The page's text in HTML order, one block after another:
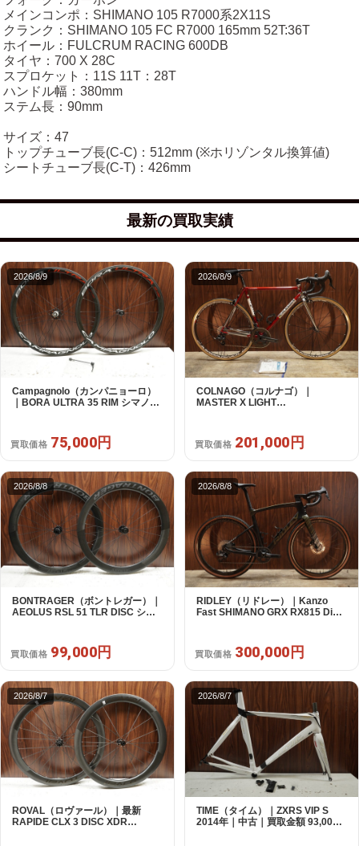
メインコンポ：SHIMANO 105 R7000系2X11S
クランク：SHIMANO 105 FC R7000 165mm 52T:36T
ホイール：FULCRUM RACING 600DB
タイヤ：700 X 28C
スプロケット：11S 11T：28T
ハンドル幅：380mm
ステム長：90mm
サイズ：47
トップチューブ長(C-C)：512mm (※ホリゾンタル換算値)
シートチューブ長(C-T)：426mm
最新の買取実績
2026/8/9
Campagnolo（カンパニョーロ）
｜BORA ULTRA 35 RIM シマノフ
買取価格 75,000円
2026/8/9
COLNAGO（コルナゴ）｜
MASTER X LIGHT
年｜美品｜買取金額 201,000円
買取価格 201,000円
2026/8/8
BONTRAGER（ボントレガー）｜
AEOLUS RSL 51 TLR DISC シマ
買取価格 99,000円
2026/8/8
RIDLEY（リドレー）｜Kanzo
Fast SHIMANO GRX RX815 Di2
買取価格 300,000円
2026/8/7
ROVAL（ロヴァール）｜最新
RAPIDE CLX 3 DISC XDR
2026/8/7
TIME（タイム）｜ZXRS VIP S
2014年｜中古｜買取金額 93,000